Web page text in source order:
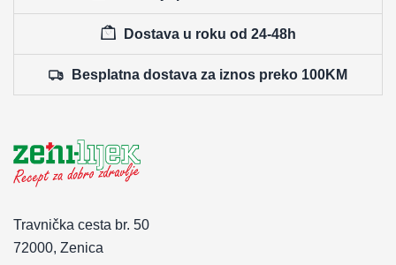
Dostava u roku od 24-48h
Besplatna dostava za iznos preko 100KM
Travnička cesta br. 50
72000, Zenica